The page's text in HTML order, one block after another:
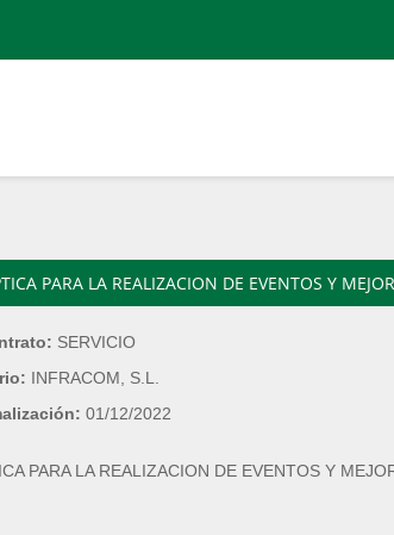
PARA LA REALIZACION DE EVENTOS Y
SERVICIO
INFRACOM, S.L.
01/12/2022
PARA LA REALIZACION DE EVENTOS Y